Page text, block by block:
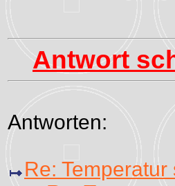
Antwort
Antworten:
Re: Temperatur